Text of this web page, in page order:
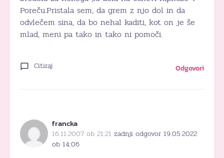
Poreču.Pristala sem, da grem z njo dol in da
odvlečem sina, da bo nehal kaditi, kot on je še
mlad, meni pa tako in tako ni pomoči.
Citiraj Odgovori
francka
16.11.2007 ob 21:21 zadnji odgovor 19.05.2022
ob 14:06